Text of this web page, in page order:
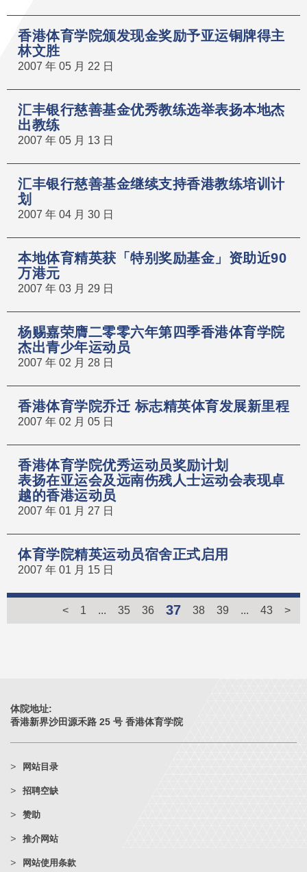
香港体育学院颁发现金奖励予亚运铜牌得主
林文胜
2007 年 05 月 22 日
汇丰银行慈善基金优秀教练选举表扬本地杰
出教练
2007 年 05 月 13 日
汇丰银行慈善基金继续支持香港教练培训计
划
2007 年 04 月 30 日
本地体育精英获「特别奖励基金」资助近90
万港元
2007 年 03 月 29 日
杨赐嘉荣膺二零零六年第四季香港体育学院
杰出青少年运动员
2007 年 02 月 28 日
香港体育学院乔迁 标志精英体育发展新里程
2007 年 02 月 05 日
香港体育学院优秀运动员奖励计划
表扬在亚运会及远南伤残人士运动会表现卓
越的香港运动员
2007 年 01 月 27 日
体育学院精英运动员宿舍正式启用
2007 年 01 月 15 日
< 1 ... 35 36 37 38 39 ... 43 >
体院地址:
香港新界沙田源禾路 25 号 香港体育学院
网站目录
招聘空缺
赞助
推介网站
网站使用条款